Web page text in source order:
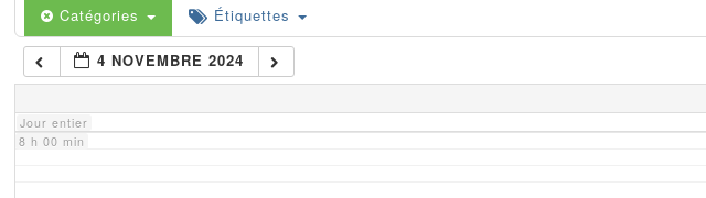
Catégories Étiquettes
4 NOVEMBRE 2024
Jour entier
6 h 00 min
7 h 00 min
8 h 00 min